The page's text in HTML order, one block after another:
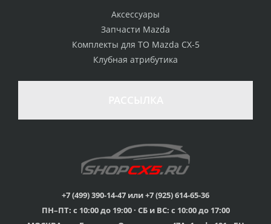
стоимости
товаром
Гарантия качества
Вы можете выбрать
наиболее удобный
для Вас
Профессиональная
консультация
мы знаем о Mazda CX-
Скидки
Аксессуары
Запчасти Mazda
Комплекты для ТО Mazda CX-5
Клубная атрибутика
+7 (499) 390-14-47 или +7 (925) 614-65-36
ПН–ПТ: с 10:00 до 19:00 · СБ и ВС: с 10:00 до 17:00